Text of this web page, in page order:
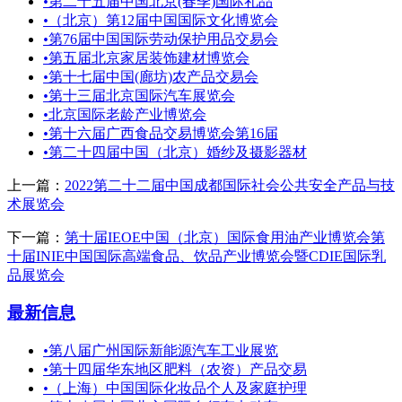
• （北京）第12届中国国际文化博览会
•第76届中国国际劳动保护用品交易会
•第五届北京家居装饰建材博览会
•第十七届中国(廊坊)农产品交易会
•第十三届北京国际汽车展览会
•北京国际老龄产业博览会
•第十六届广西食品交易博览会第16届
•第二十四届中国（北京）婚纱及摄影器材
上一篇： 2022第二十二届中国成都国际社会公共安全产品与技
术展览会
下一篇： 第十届IEOE中国（北京）国际食用油产业博览会第
十届INIE中国国际高端食品、饮品产业博览会暨CDIE国际乳
品展览会
最新信息
•第八届广州国际新能源汽车工业展览
•第十四届华东地区肥料（农资）产品交易
• （上海）中国国际化妆品个人及家庭护理